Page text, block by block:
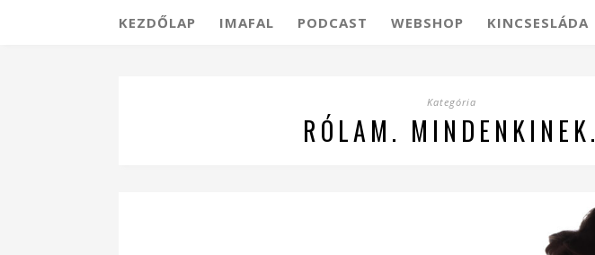
KEZDŐLAP IMAFAL PODCAST WEBSHOP KINCSESLÁDA
Kategória
RÓLAM. MINDENKINEK.